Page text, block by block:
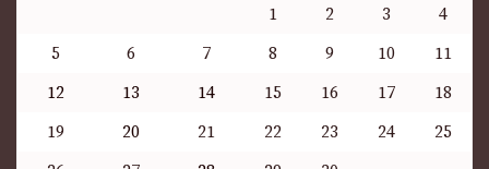
1 2 3
4
5
6 7 8 9 10
11
12
13 14 15 16 17
18
19
20 21 22 23 24
25